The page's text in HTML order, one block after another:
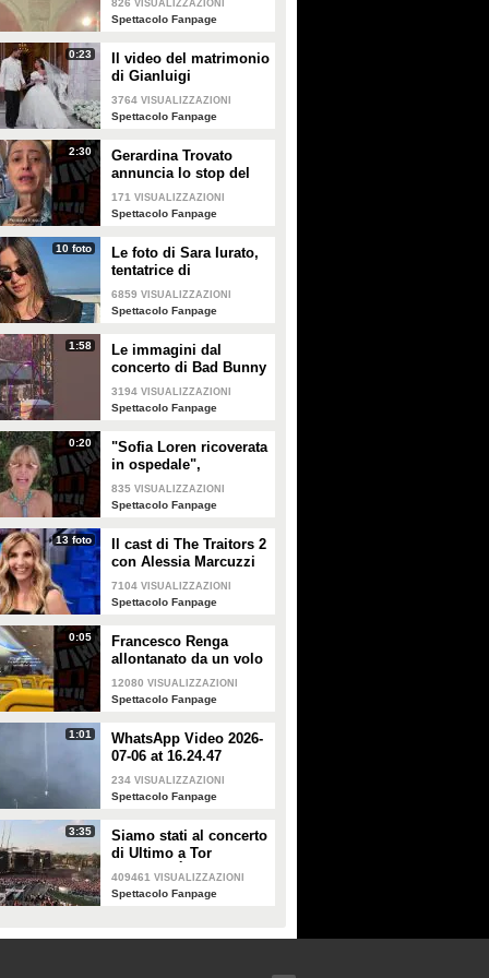
Enrico
826 VISUALIZZAZIONI
Spettacolo Fanpage
0:23
Il video del matrimonio
di Gianluigi
Donnarumma e Alessia
Elefante
3764 VISUALIZZAZIONI
Spettacolo Fanpage
2:30
Gerardina Trovato
annuncia lo stop del
tour per problemi di
salute
171 VISUALIZZAZIONI
Spettacolo Fanpage
10 foto
Le foto di Sara Iurato,
tentatrice di
Temptation Island 2026
6859 VISUALIZZAZIONI
Spettacolo Fanpage
1:58
Le immagini dal
concerto di Bad Bunny
a Milano
3194 VISUALIZZAZIONI
Spettacolo Fanpage
0:20
"Sofia Loren ricoverata
in ospedale",
Alessandra Mussolini
smentisce: "È serena e
835 VISUALIZZAZIONI
Spettacolo Fanpage
13 foto
Il cast di The Traitors 2
con Alessia Marcuzzi
7104 VISUALIZZAZIONI
Spettacolo Fanpage
0:05
Francesco Renga
allontanato da un volo
Ryanair dopo una
discussione con gli
12080 VISUALIZZAZIONI
Spettacolo Fanpage
1:01
WhatsApp Video 2026-
07-06 at 16.24.47
234 VISUALIZZAZIONI
Spettacolo Fanpage
3:35
Siamo stati al concerto
di Ultimo a Tor
Vergata: "È il giorno
che aspettavo, questa è
409461 VISUALIZZAZIONI
Spettacolo Fanpage